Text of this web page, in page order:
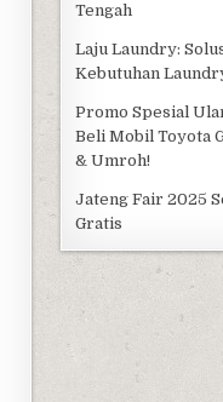
Tengah
Laju Laundry:
Kebutuhan
Promo Spesial
Beli Mobil Toyota
& Umroh!
Jateng Fair 2025
Gratis